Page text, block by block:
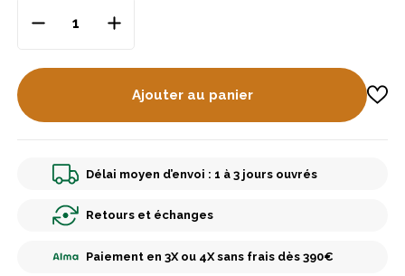
Ajouter au panier
Délai moyen d’envoi : 1 à 3 jours ouvrés
Retours et échanges
Paiement en 3X ou 4X sans frais dès 390€